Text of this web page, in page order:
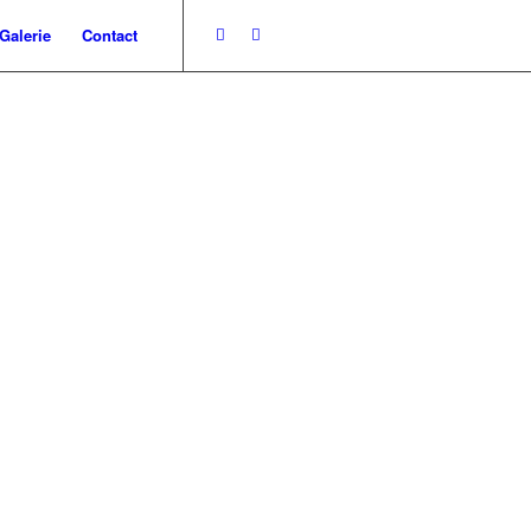
Galerie Contact